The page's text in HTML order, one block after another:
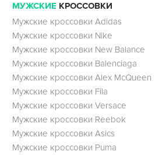
МУЖСКИЕ КРОССОВКИ
Мужские кроссовки Adidas
Мужские кроссовки Nike
Мужские кроссовки New Balance
Мужские кроссовки Balenciaga
Мужские кроссовки Alex McQueen
Мужские кроссовки Fila
Мужские кроссовки Versace
Мужские кроссовки Reebok
Мужские кроссовки Asics
Мужские кроссовки Puma